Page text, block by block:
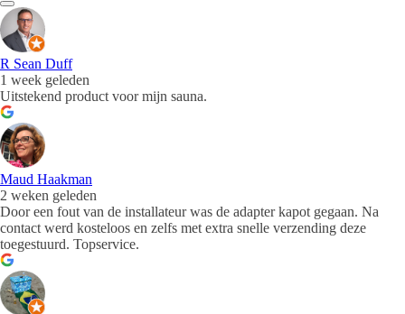
R Sean Duff
1 week geleden
Uitstekend product voor mijn sauna.
Maud Haakman
2 weken geleden
Door een fout van de installateur was de adapter kapot gegaan. Na
contact werd kosteloos en zelfs met extra snelle verzending deze
toegestuurd. Topservice.